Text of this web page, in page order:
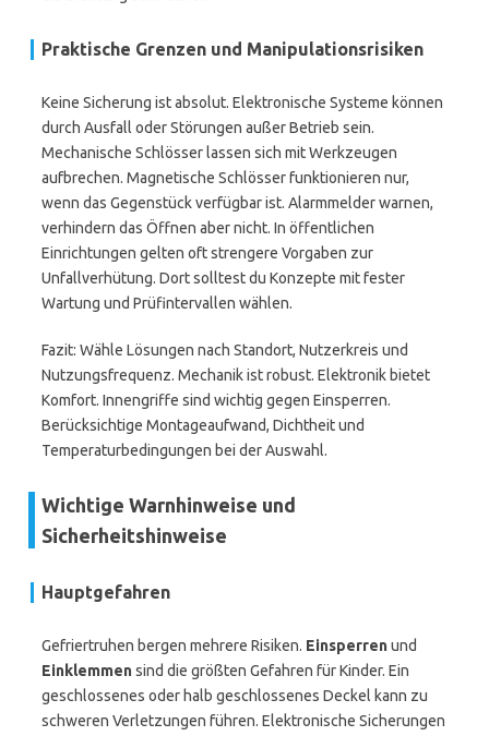
Praktische Grenzen und Manipulationsrisiken
Keine Sicherung ist absolut. Elektronische Systeme können
durch Ausfall oder Störungen außer Betrieb sein.
Mechanische Schlösser lassen sich mit Werkzeugen
aufbrechen. Magnetische Schlösser funktionieren nur,
wenn das Gegenstück verfügbar ist. Alarmmelder warnen,
verhindern das Öffnen aber nicht. In öffentlichen
Einrichtungen gelten oft strengere Vorgaben zur
Unfallverhütung. Dort solltest du Konzepte mit fester
Wartung und Prüfintervallen wählen.
Fazit: Wähle Lösungen nach Standort, Nutzerkreis und
Nutzungsfrequenz. Mechanik ist robust. Elektronik bietet
Komfort. Innengriffe sind wichtig gegen Einsperren.
Berücksichtige Montageaufwand, Dichtheit und
Temperaturbedingungen bei der Auswahl.
Wichtige Warnhinweise und
Sicherheitshinweise
Hauptgefahren
Gefriertruhen bergen mehrere Risiken. Einsperrenund
Einklemmensind die größten Gefahren für Kinder. Ein
geschlossenes oder halb geschlossenes Deckel kann zu
schweren Verletzungen führen. Elektronische Sicherungen